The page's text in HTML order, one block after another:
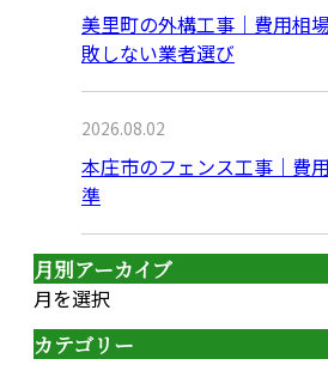
美里町の外構工事｜費用相
敗しない業者選び
2026.08.02
本庄市のフェンス工事｜費
準
月別アーカイブ
月を選択
カテゴリー